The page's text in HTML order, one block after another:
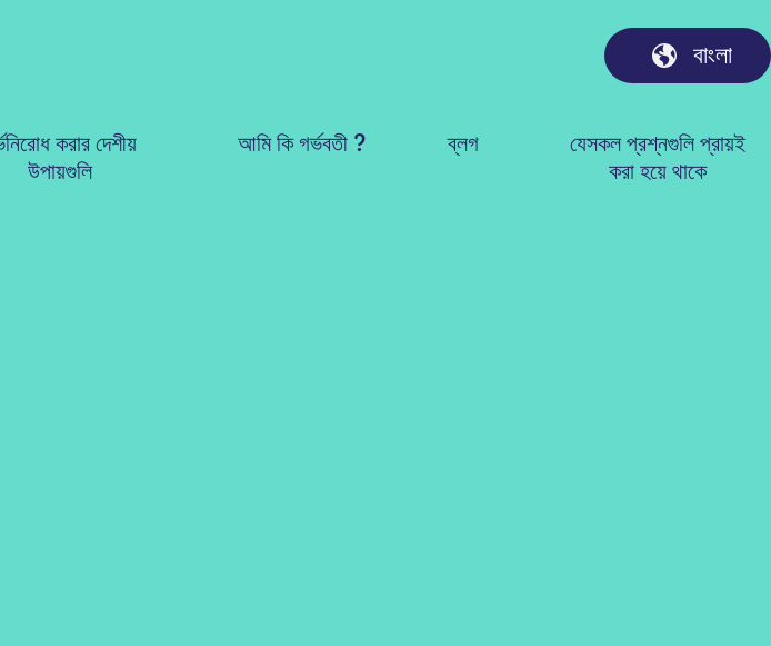
বাংলা
করার দেশীয়
উপায়গুলি
আমি কি গর্ভবতী ? ব্লগ
যেসকল প্রশ্নগুলি প্রায়ই
করা হয়ে থাকে